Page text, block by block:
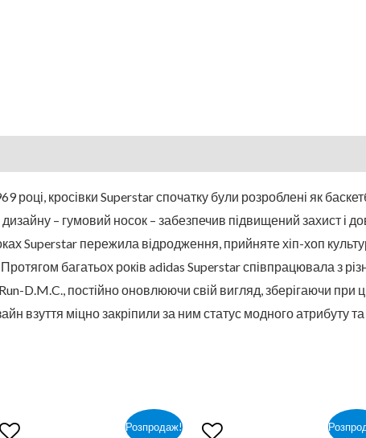
році, кросівки Superstar спочатку були розроблені як
– гумовий носок – забезпечив підвищений захист і
Superstar пережила відродження, прийняте хіп-хоп
багатьох років adidas Superstar співпрацювала з
D.M.C., постійно оновлюючи свій вигляд, зберігаючи при
взуття міцно закріпили за ним статус модного атрибуту та
Розпродаж!